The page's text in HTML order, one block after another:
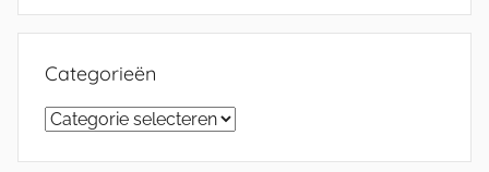
Categorieën
Categorieën